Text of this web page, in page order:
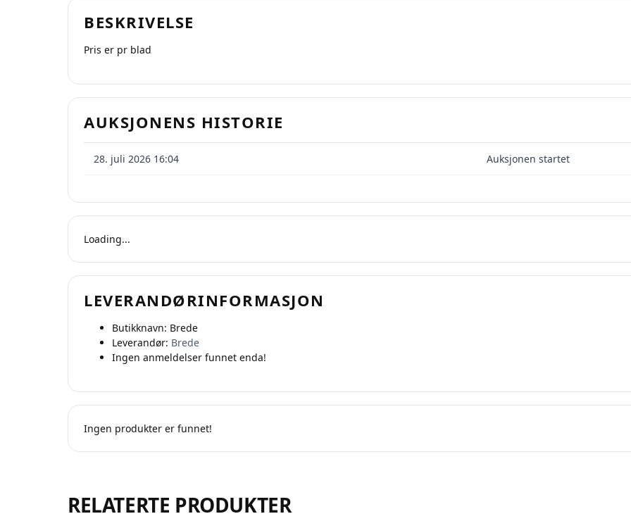
BESKRIVELSE
Pris er pr blad
AUKSJONENS HISTORIE
28. juli 2026 16:04 Auksjonen startet
Loading...
LEVERANDØRINFORMASJON
Butikknavn: Brede
Leverandør: Brede
Ingen anmeldelser funnet enda!
Ingen produkter er funnet!
RELATERTE PRODUKTER
Selg smartere – helt gratis på
provisjon. Opprett konto, legg ut auksjoner og nå kjøpere
faktisk er interessert.
Registrer konto
Opprett en konto på få sekunder og legg ut dine første auksjoner i dag. Ingen